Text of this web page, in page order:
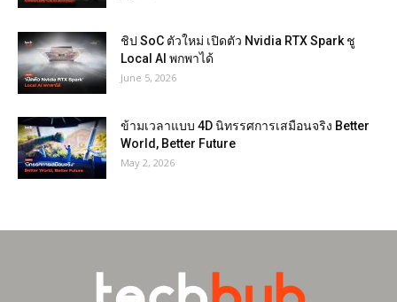
ชิป SoC ตัวใหม่ เปิดตัว Nvidia RTX Spark ชู
Local AI พกพาได้
June 5, 2026
ข้ามเวลาแบบ 4D นิทรรศการเสมือนจริง Better
World, Better Future
May 2, 2026